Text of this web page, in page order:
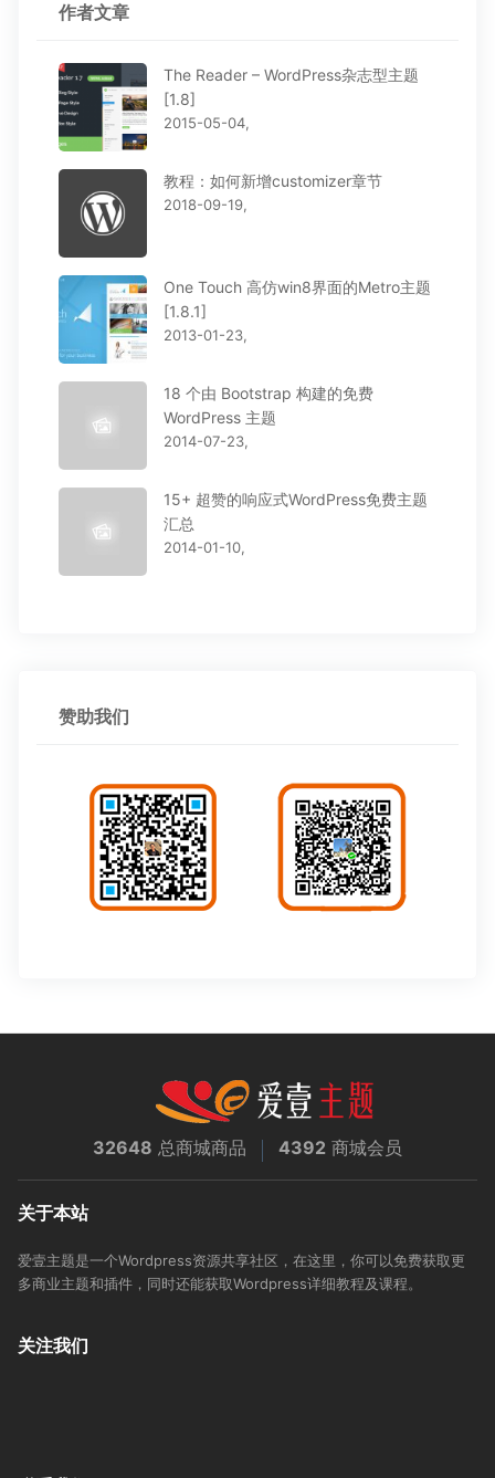
作者文章
The Reader – WordPress杂志型主题
[1.8]
2015-05-04,
教程：如何新增customizer章节
2018-09-19,
One Touch 高仿win8界面的Metro主题
[1.8.1]
2013-01-23,
18 个由 Bootstrap 构建的免费
WordPress 主题
2014-07-23,
15+ 超赞的响应式WordPress免费主题
汇总
2014-01-10,
赞助我们
32648 总商城商品 4392 商城会员
关于本站
爱壹主题是一个Wordpress资源共享社区，在这里，你可以免费获取更
多商业主题和插件，同时还能获取Wordpress详细教程及课程。
关注我们